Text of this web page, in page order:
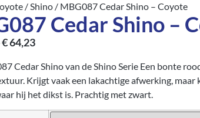
/Shino / MBG087 Cedar Shino – Coyote
Cedar Shino –
€64,23
Cedar Shino van de Shino Serie Een bonte
Krijgt vaak een lakachtige afwerking, maar
hij het dikst is. Prachtig met zwart.